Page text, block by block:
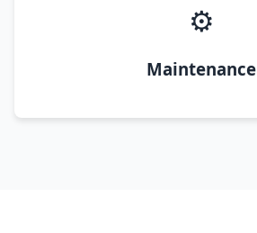
⚙️
Maintenance